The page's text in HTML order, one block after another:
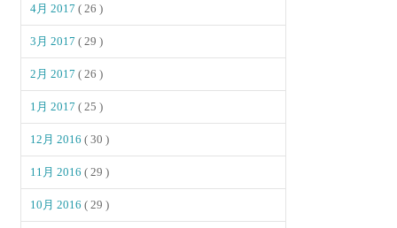
4月 2017( 26 )
3月 2017( 29 )
2月 2017( 26 )
1月 2017( 25 )
12月 2016( 30 )
11月 2016( 29 )
10月 2016( 29 )